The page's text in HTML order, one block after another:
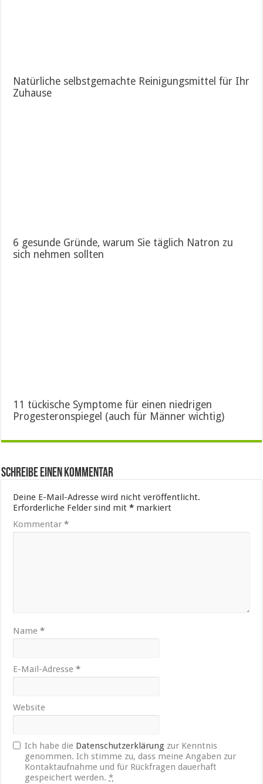
Natürliche selbstgemachte Reinigungsmittel für Ihr
Zuhause
6 gesunde Gründe, warum Sie täglich Natron zu
sich nehmen sollten
11 tückische Symptome für einen niedrigen
Progesteronspiegel (auch für Männer wichtig)
Schreibe einen Kommentar
Deine E-Mail-Adresse wird nicht veröffentlicht.
Erforderliche Felder sind mit* markiert
Kommentar*
Name*
E-Mail-Adresse*
Website
Ich habe die Datenschutzerklärung zur Kenntnis
genommen. Ich stimme zu, dass meine Angaben zur
Kontaktaufnahme und für Rückfragen dauerhaft
gespeichert werden.*